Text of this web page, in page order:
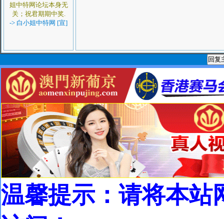
姐中特网论坛本身无
关；祝君期期中奖.
-> 白小姐中特网 [宣]